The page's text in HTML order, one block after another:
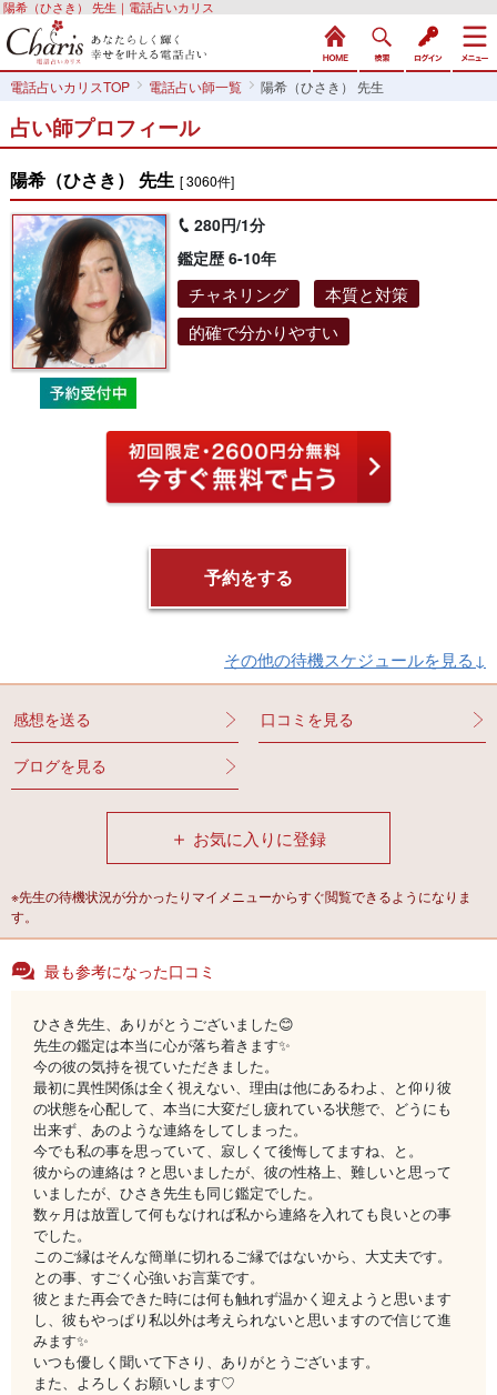
陽希（ひさき） 先生｜電話占いカリス
電話占いカリスTOP 電話占い師一覧 陽希（ひさき） 先生
占い師プロフィール
陽希（ひさき） 先生 [ 3060件]
280円/1分
鑑定歴 6-10年
チャネリング
本質と対策
的確で分かりやすい
その他の待機スケジュールを見る↓
感想を送る 口コミを見る
ブログを見る
＋ お気に入りに登録
※先生の待機状況が分かったりマイメニューからすぐ閲覧できるようになりま
す。
最も参考になった口コミ
ひさき先生、ありがとうございました😊
先生の鑑定は本当に心が落ち着きます✨
今の彼の気持を視ていただきました。
最初に異性関係は全く視えない、理由は他にあるわよ、と仰り彼
の状態を心配して、本当に大変だし疲れている状態で、どうにも
出来ず、あのような連絡をしてしまった。
今でも私の事を思っていて、寂しくて後悔してますね、と。
彼からの連絡は？と思いましたが、彼の性格上、難しいと思って
いましたが、ひさき先生も同じ鑑定でした。
数ヶ月は放置して何もなければ私から連絡を入れても良いとの事
でした。
このご縁はそんな簡単に切れるご縁ではないから、大丈夫です。
との事、すごく心強いお言葉です。
彼とまた再会できた時には何も触れず温かく迎えようと思います
し、彼もやっぱり私以外は考えられないと思いますので信じて進
みます✨
いつも優しく聞いて下さり、ありがとうございます。
また、よろしくお願いします♡